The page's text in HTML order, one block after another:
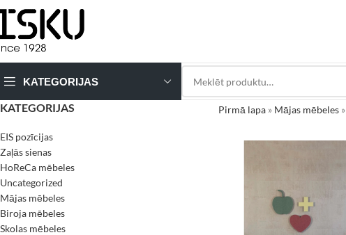
KATEGORIJAS
KATEGORIJAS
EIS pozīcijas
Zaļās sienas
HoReCa mēbeles
Uncategorized
Mājas mēbeles
Biroja mēbeles
Skolas mēbeles
Pirmā lapa» Mājas mēbeles»